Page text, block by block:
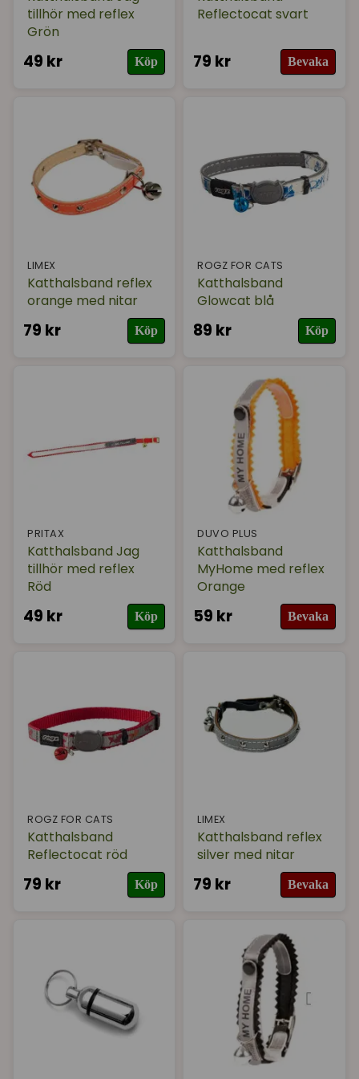
tillhör med reflex
Grön
49 kr Köp
Reflectocat svart
79 kr Bevaka
LIMEX
Katthalsband reflex
orange med nitar
79 kr Köp
ROGZ FOR CATS
Katthalsband
Glowcat blå
89 kr Köp
PRITAX
Katthalsband Jag
tillhör med reflex
Röd
49 kr Köp
DUVO PLUS
Katthalsband
MyHome med reflex
Orange
59 kr Bevaka
ROGZ FOR CATS
Katthalsband
Reflectocat röd
79 kr Köp
LIMEX
Katthalsband reflex
silver med nitar
79 kr Bevaka